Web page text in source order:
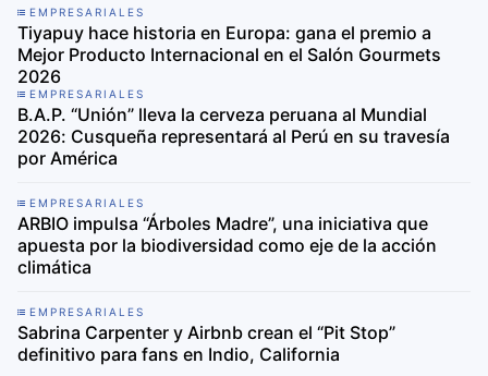
EMPRESARIALES
Tiyapuy hace historia en Europa: gana el premio a
Mejor Producto Internacional en el Salón Gourmets
2026
EMPRESARIALES
B.A.P. “Unión” lleva la cerveza peruana al Mundial
2026: Cusqueña representará al Perú en su travesía
por América
EMPRESARIALES
ARBIO impulsa “Árboles Madre”, una iniciativa que
apuesta por la biodiversidad como eje de la acción
climática
EMPRESARIALES
Sabrina Carpenter y Airbnb crean el “Pit Stop”
definitivo para fans en Indio, California